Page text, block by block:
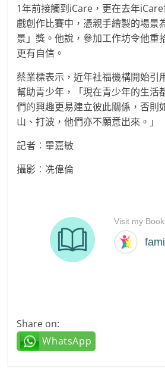
1年前接觸到iCare，更在去年
戲創作比賽中，憑親手繪製的場景
景」獎。他說，參加工作坊令他重
更有自信。
蔡業標表示，近年社福機構開始引
幫助青少年，「現在青少年的生活
們的興趣更易建立彼此關係，否則
山、打波，他們亦不願意出來。」
記者︰畢嘉敏
攝影︰冼偉倫
Share on:
WhatsApp